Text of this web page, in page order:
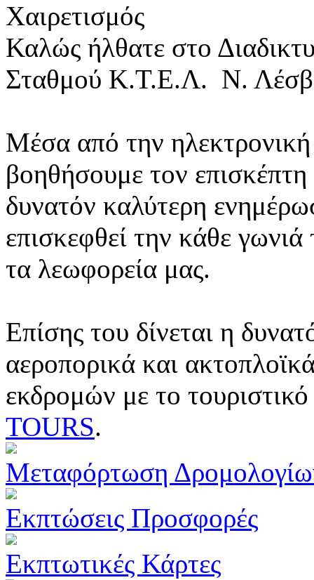
Χαιρετισμός
Καλώς ήλθατε στο
Σταθμού Κ.Τ.Ε.Λ. Ν.
Μέσα από την ηλεκτρονική
βοηθήσουμε τον
δυνατόν καλύτερη
επισκεφθεί την κάθε
τα λεωφορεία μας.
Επίσης του δίνεται η
αεροπορικά και
εκδρομών με το
TOURS.
Μεταφόρτωση
Εκπτώσεις Προσφορές
Εκπτωτικές Κάρτες